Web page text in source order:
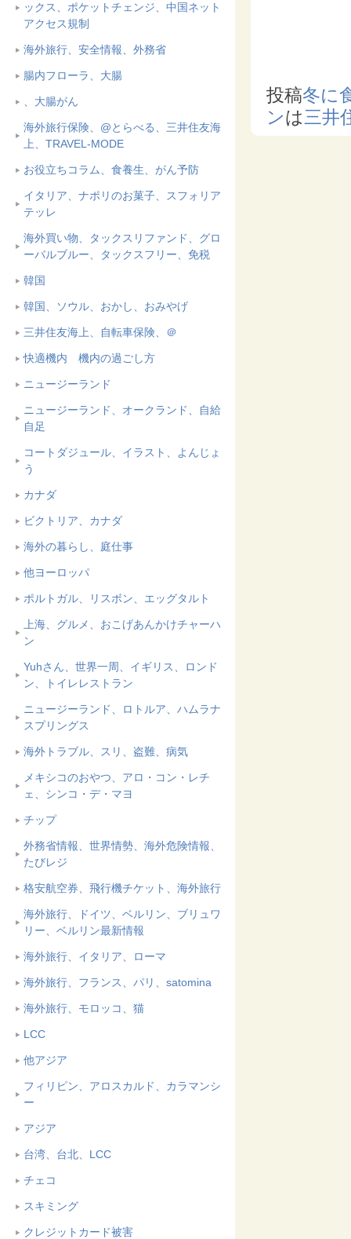
ックス、ポケットチェンジ、中国ネット
アクセス規制
海外旅行、安全情報、外務省
腸内フローラ、大腸
、大腸がん
海外旅行保険、@とらべる、三井住友海
上、TRAVEL-MODE
お役立ちコラム、食養生、がん予防
イタリア、ナポリのお菓子、スフォリア
テッレ
海外買い物、タックスリファンド、グロ
ーバルブルー、タックスフリー、免税
韓国
韓国、ソウル、おかし、おみやげ
三井住友海上、自転車保険、＠
快適機内 機内の過ごし方
ニュージーランド
ニュージーランド、オークランド、自給
自足
コートダジュール、イラスト、よんじょ
う
カナダ
ビクトリア、カナダ
海外の暮らし、庭仕事
他ヨーロッパ
ポルトガル、リスボン、エッグタルト
上海、グルメ、おこげあんかけチャーハ
ン
Yuhさん、世界一周、イギリス、ロンド
ン、トイレレストラン
ニュージーランド、ロトルア、ハムラナ
スプリングス
海外トラブル、スリ、盗難、病気
メキシコのおやつ、アロ・コン・レチ
ェ、シンコ・デ・マヨ
チップ
外務省情報、世界情勢、海外危険情報、
たびレジ
格安航空券、飛行機チケット、海外旅行
海外旅行、ドイツ、ベルリン、ブリュワ
リー、ベルリン最新情報
海外旅行、イタリア、ローマ
海外旅行、フランス、パリ、satomina
海外旅行、モロッコ、猫
LCC
他アジア
フィリピン、アロスカルド、カラマンシ
ー
アジア
台湾、台北、LCC
チェコ
スキミング
クレジットカード被害
投稿冬に
ンは三井